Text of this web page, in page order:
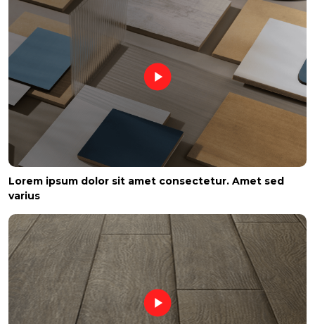
Lorem ipsum dolor sit amet consectetur. Amet sed
varius